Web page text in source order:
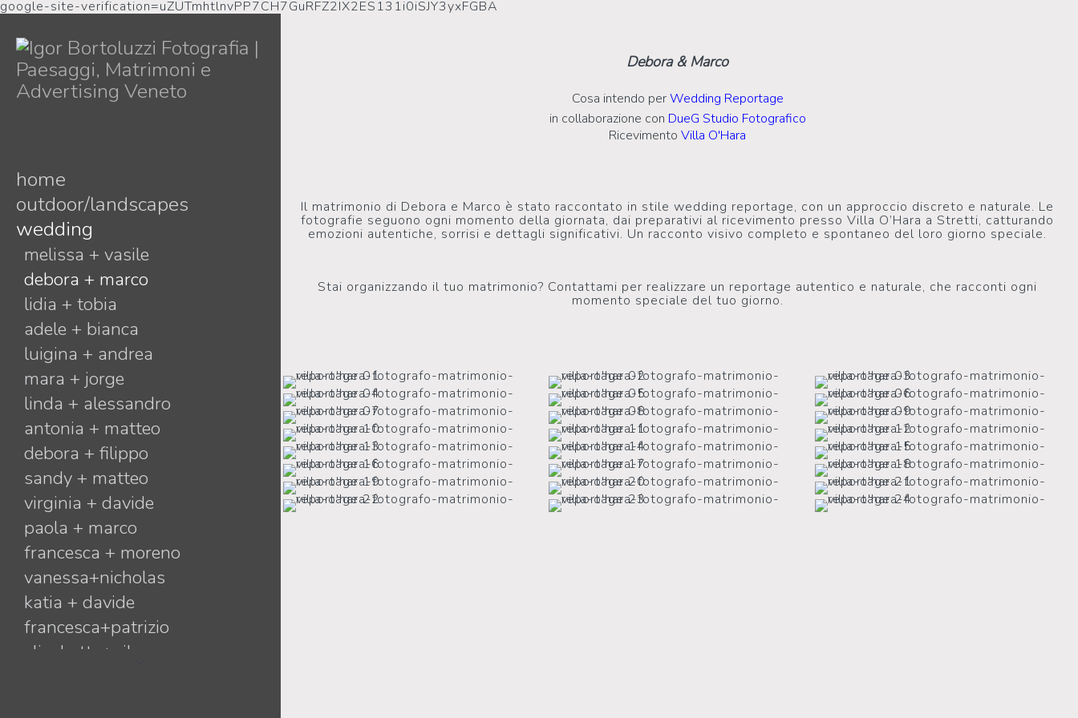
google-site-verification=uZUTmhtlnvPP7CH7GuRFZ2IX2ES131i0iSJY3yxFGBA
home
outdoor/landscapes
wedding
melissa + vasile
debora + marco
lidia + tobia
adele + bianca
luigina + andrea
mara + jorge
linda + alessandro
antonia + matteo
debora + filippo
sandy + matteo
virginia + davide
paola + marco
francesca + moreno
vanessa+nicholas
katia + davide
francesca+patrizio
elisabetta+nilo
Debora & Marco
Cosa intendo perWedding Reportage
in collaborazione con DueG Studio Fotografico
Ricevimento Villa O'Hara
Il matrimonio di Debora e Marco è stato raccontato in stile wedding reportage, con un approccio discreto e naturale. Le
fotografie seguono ogni momento della giornata, dai preparativi al ricevimento presso Villa O’Hara a Stretti, catturando
emozioni autentiche, sorrisi e dettagli significativi. Un racconto visivo completo e spontaneo del loro giorno speciale.
Stai organizzando il tuo matrimonio? Contattami per realizzare un reportage autentico e naturale, che racconti ogni
momento speciale del tuo giorno.